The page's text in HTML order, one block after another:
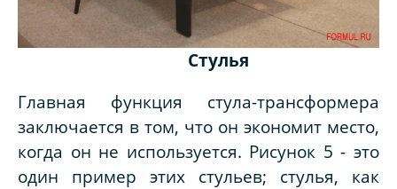
Стулья
Главная функция стула-трансформера
заключается в том, что он экономит место,
когда он не используется. Рисунок 5 - это
один пример этих стульев; стулья, как